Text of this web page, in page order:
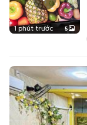
1 phút trước 5